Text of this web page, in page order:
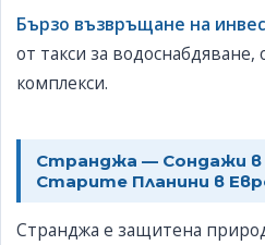
Бързо възвръщане на
от такси за водоснабдяване,
комплекси.
Странджа — Сондажи в
Старите Планини в
Странджа е защитена